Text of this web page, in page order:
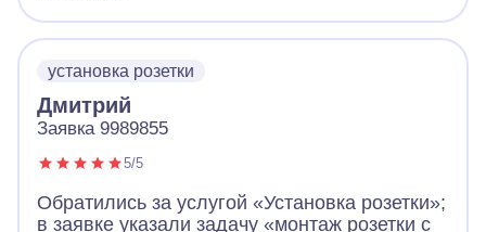
установка розетки
Дмитрий
Заявка 9989855
5/5
Обратились за услугой «Установка розетки»;
в заявке указали задачу «монтаж розетки с